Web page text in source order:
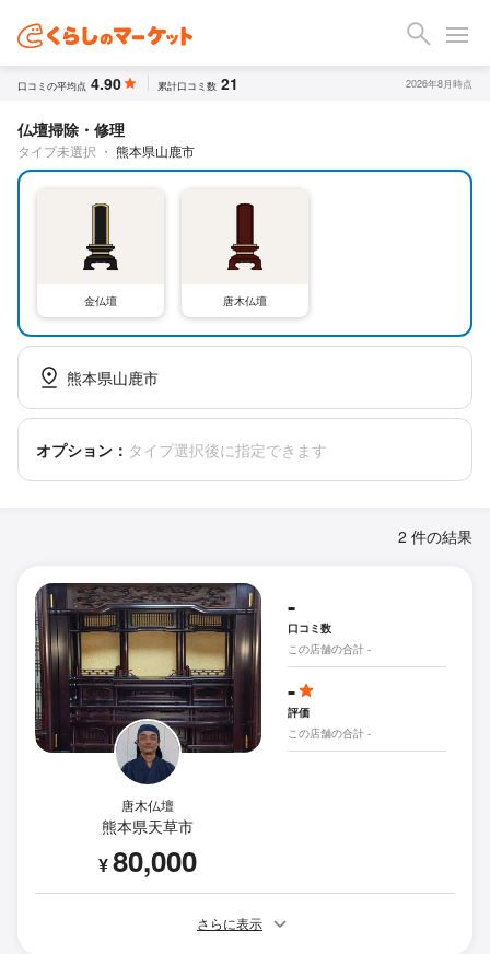
口コミの平均点 4.90 累計口コミ数 21 2026年8月時点
仏壇掃除・修理
タイプ未選択 ・ 熊本県山鹿市
金仏壇 唐木仏壇
熊本県山鹿市
オプション： タイプ選択後に指定できます
2 件の結果
唐木仏壇
熊本県天草市
¥80,000
-
口コミ数
この店舗の合計 -
-
評価
この店舗の合計 -
さらに表示